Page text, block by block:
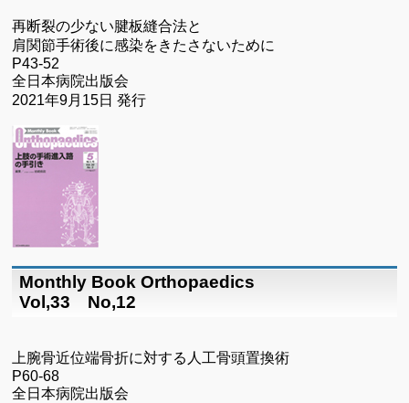
再断裂の少ない腱板縫合法と
肩関節手術後に感染をきたさないために
P43-52
全日本病院出版会
2021年9月15日 発行
Monthly Book Orthopaedics
Vol,33 No,12
上腕骨近位端骨折に対する人工骨頭置換術
P60-68
全日本病院出版会